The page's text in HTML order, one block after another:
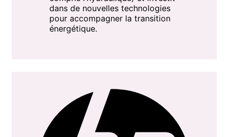
dans de nouvelles technologies
pour accompagner la transition
énergétique.